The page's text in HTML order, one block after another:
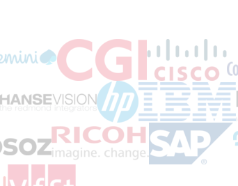
Link)
(Öffnet externen Link)(Öffnet externen
(Öffnet externen Link)(Öffnet externen Link)
(Öffnet externen
Link)(Öffnet externen Link)